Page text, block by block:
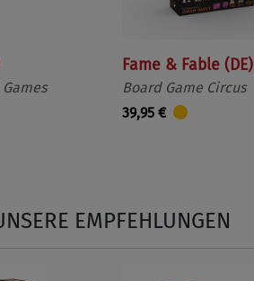
Fame & Fable (DE)
Board Game Circus
39,95 €
EMPFEHLUNGEN